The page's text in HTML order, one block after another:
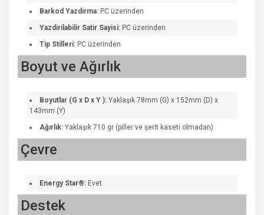
Barkod Yazdirma: PC üzerinden
Yazdirilabilir Satir Sayisi: PC üzerinden
Tip Stilleri: PC üzerinden
Boyut ve Ağırlık
Boyutlar (G x D x Y ): Yaklaşık 78mm (G) x 152mm (D) x
143mm (Y)
Ağırlık: Yaklaşık 710 gr (piller ve şerit kaseti olmadan)
Çevre
Energy Star®: Evet
Destek